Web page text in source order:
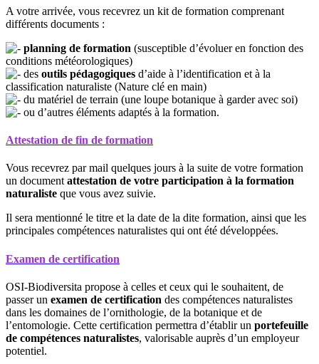
A votre arrivée, vous recevrez un kit de formation comprenant
différents documents :
planning de formation (susceptible d’évoluer en fonction des
conditions météorologiques)
des outils pédagogiques d’aide à l’identification et à la
classification naturaliste (Nature clé en main)
du matériel de terrain (une loupe botanique à garder avec soi)
ou d’autres éléments adaptés à la formation.
Attestation de fin de formation
Vous recevrez par mail quelques jours à la suite de votre formation
un document attestation de votre participation à la formation
naturaliste que vous avez suivie.
Il sera mentionné le titre et la date de la dite formation, ainsi que les
principales compétences naturalistes qui ont été développées.
Examen de certification
OSI-Biodiversita propose à celles et ceux qui le souhaitent, de
passer un examen de certification des compétences naturalistes
dans les domaines de l’ornithologie, de la botanique et de
l’entomologie. Cette certification permettra d’établir un portefeuille
de compétences naturalistes, valorisable auprès d’un employeur
potentiel.